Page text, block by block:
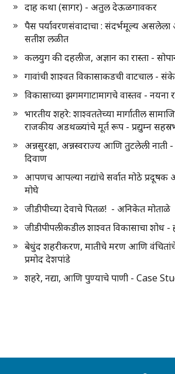
दाह कथा (सागर) - अतुल देऊळगावकर
पैस पर्यावरणसंवादाचा : संदर्भमूल्य असलेला
सतीश लळीत
कलयुग की दहलीज, अज्ञान का रास्ता -
गावांची शाश्वत विकासाकडची वाटचाल -
विकासाच्या झगमगाटामागचे वास्तव - नयना
भारतीय शहरे: शाश्वततेच्या मार्गातील
राजकीय अडथळ्यांचे मूर्त रूप - प्रद्युम्न
अन्नसुरक्षा, अन्नस्वराज्य आणि तुटलेली नाती
दिवाण
आपणच आपल्या नद्यांचे सर्वात मोठे प्रदूषक
मोघे
जीडीपीच्या देवाचे पितळ! - अनिकेत मोताळे
जीडीपीपलीकडील शाश्वत विकासाचा शोध -
बेधुंद शहरीकरण, मातीचे मरण आणि
प्रमोद देशपांडे
शहरे, नद्या, आणि पुण्याचे पाणी - Case